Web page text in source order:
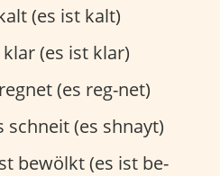
(es ist kalt)
klar (es ist klar)
(es reg-net)
schneit (es shnayt)
bewölkt (es ist be-